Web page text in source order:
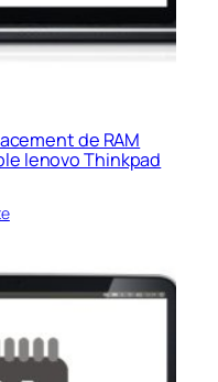
de RAM
lenovo Thinkpad